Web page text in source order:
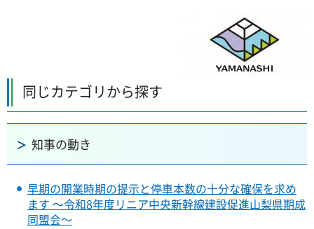
同じカテゴリから探す
知事の動き
早期の開業時期の提示と停車本数の十分な確保を求め
ます ～令和8年度リニア中央新幹線建設促進山梨県期成
同盟会～